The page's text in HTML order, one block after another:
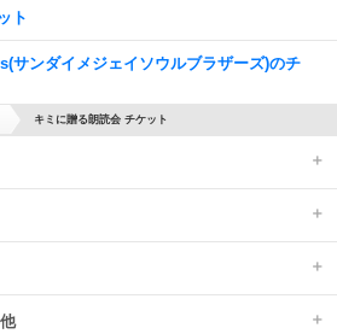
ト
サンダイメジェイソウルブラザーズ)のチ
キミに贈る朗読会 チケット